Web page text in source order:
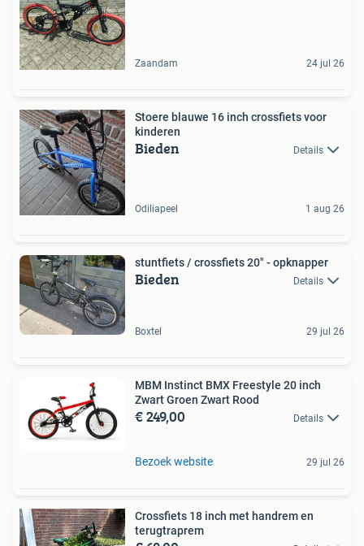
Zaandam 24 jul 26
Stoere blauwe 16 inch crossfiets voor
kinderen
Bieden Details
Odiliapeel 1 aug 26
stuntfiets / crossfiets 20" - opknapper
Bieden Details
Boxtel 29 jul 26
MBM Instinct BMX Freestyle 20 inch
Zwart Groen Zwart Rood
€ 249,00 Details
Bezoek website 29 jul 26
Crossfiets 18 inch met handrem en
terugtraprem